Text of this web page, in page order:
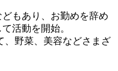
もあり、 お勤めを辞め
活動を開始。
、野菜、美容などさまざ